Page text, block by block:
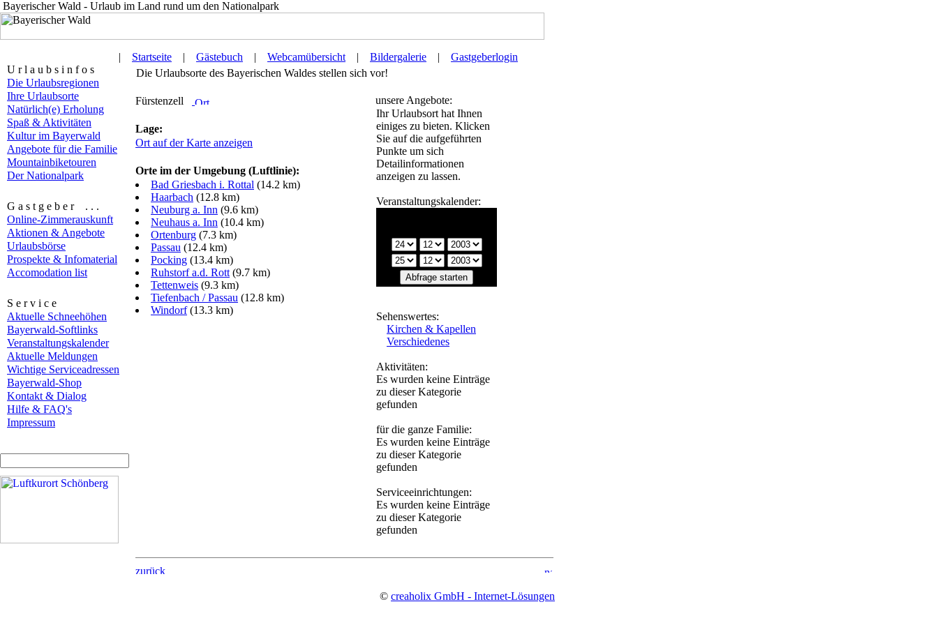
Bayerischer Wald - Urlaub im Land rund um den Nationalpark
| Startseite | Gästebuch | Webcamübersicht | Bildergalerie | Gastgeberlogin
U r l a u b s i n f o s
Die Urlaubsregionen
Ihre Urlaubsorte
Natürlich(e) Erholung
Spaß & Aktivitäten
Kultur im Bayerwald
Angebote für die Familie
Mountainbiketouren
Der Nationalpark
G a s t g e b e r . . .
Online-Zimmerauskunft
Aktionen & Angebote
Urlaubsbörse
Prospekte & Infomaterial
Accomodation list
S e r v i c e
Aktuelle Schneehöhen
Bayerwald-Softlinks
Veranstaltungskalender
Aktuelle Meldungen
Wichtige Serviceadressen
Bayerwald-Shop
Kontakt & Dialog
Hilfe & FAQ's
Impressum
Die Urlaubsorte des Bayerischen Waldes stellen sich vor!
Fürstenzell
Lage:
Ort auf der Karte anzeigen
Orte im der Umgebung (Luftlinie):
Bad Griesbach i. Rottal (14.2 km)
Haarbach (12.8 km)
Neuburg a. Inn (9.6 km)
Neuhaus a. Inn (10.4 km)
Ortenburg (7.3 km)
Passau (12.4 km)
Pocking (13.4 km)
Ruhstorf a.d. Rott (9.7 km)
Tettenweis (9.3 km)
Tiefenbach / Passau (12.8 km)
Windorf(13.3 km)
unsere Angebote:
Ihr Urlaubsort hat Ihnen
einiges zu bieten. Klicken
Sie auf die aufgeführten
Punkte um sich
Detailinformationen
anzeigen zu lassen.
Veranstaltungskalender:
Sehenswertes:
Kirchen & Kapellen
Verschiedenes
Aktivitäten:
Es wurden keine Einträge
zu dieser Kategorie
gefunden
für die ganze Familie:
Es wurden keine Einträge
zu dieser Kategorie
gefunden
Serviceeinrichtungen:
Es wurden keine Einträge
zu dieser Kategorie
gefunden
© creaholix GmbH - Internet-Lösungen